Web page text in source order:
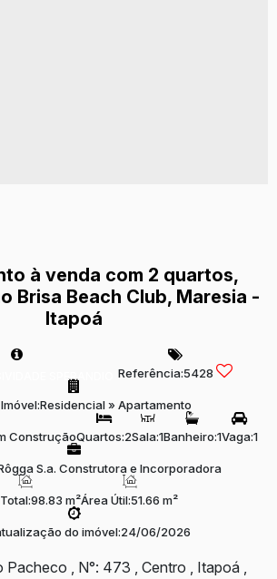
à venda com 2 quartos,
Brisa Beach Club, Maresia -
Itapoá
SPERANDIO Referência:5428
Residencial» Apartamento
ConstruçãoQuartos:2Sala:1Banheiro:1Vaga:1
S.a. Construtora e Incorporadora
98.83 m²Área Útil:51.66 m²
do imóvel:24/06/2026
Pacheco , N°: 473 , Centro , Itapoá ,